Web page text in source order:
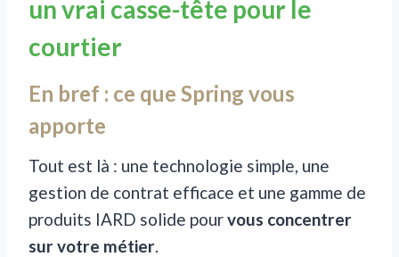
un vrai casse-tête pour le
courtier
En bref : ce que Spring vous
apporte
Tout est là : une technologie simple, une
gestion de contrat efficace et une gamme de
produits IARD solide pourvous concentrer
sur votre métier.